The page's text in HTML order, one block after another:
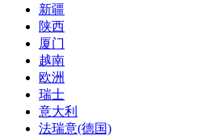
新疆
陕西
厦门
越南
欧洲
瑞士
意大利
法瑞意(德国)